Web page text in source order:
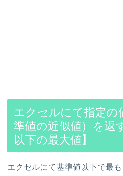
エクセルにて指定の
準値の近似値）を返
以下の最大値】
エクセルにて基準値以下で最